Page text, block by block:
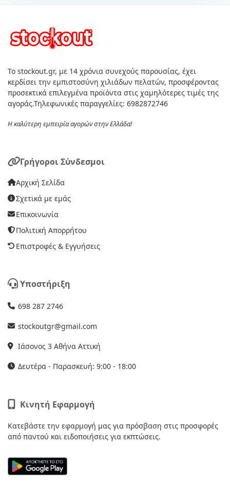
Το stockout.gr, με 14 χρόνια συνεχούς παρουσίας, έχει
κερδίσει την εμπιστοσύνη χιλιάδων πελατών, προσφέροντας
προσεκτικά επιλεγμένα προϊόντα στις χαμηλότερες τιμές της
αγοράς.Τηλεφωνικές παραγγελίες: 6982872746
Η καλύτερη εμπειρία αγορών στην Ελλάδα!
Γρήγοροι Σύνδεσμοι
Αρχική Σελίδα
Σχετικά με εμάς
Επικοινωνία
Πολιτική Απορρήτου
Επιστροφές & Εγγυήσεις
Υποστήριξη
698 287 2746
stockoutgr@gmail.com
Ιάσονος 3 Αθήνα Αττική
Δευτέρα - Παρασκευή: 9:00 - 18:00
Κινητή Εφαρμογή
Κατεβάστε την εφαρμογή μας για πρόσβαση στις προσφορές
από παντού και ειδοποιήσεις για εκπτώσεις.